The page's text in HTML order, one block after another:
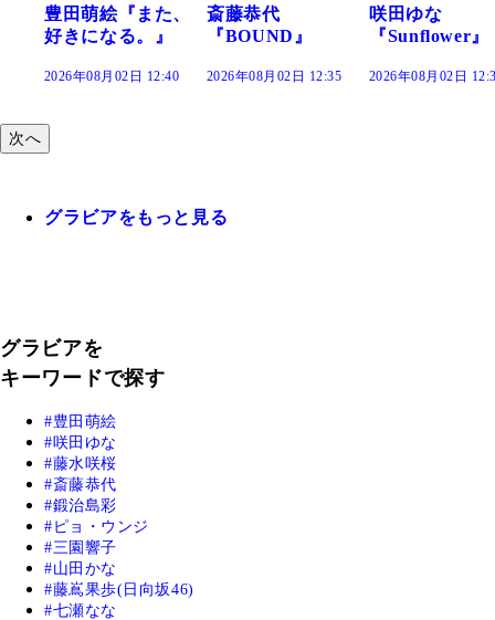
斎藤恭代
『BOUND』
2026年08月02日 12:35
咲田ゆな
『Sunflower』
2026年08月02日 12:30
藤水咲桜『花
だまり』
2026年08月02日
次へ
グラビアをもっと見る
グラビアを
キーワードで探す
豊田萌絵
咲田ゆな
藤水咲桜
斎藤恭代
鍛治島彩
ピョ・ウンジ
三園響子
山田かな
藤嶌果歩(日向坂46)
七瀬なな